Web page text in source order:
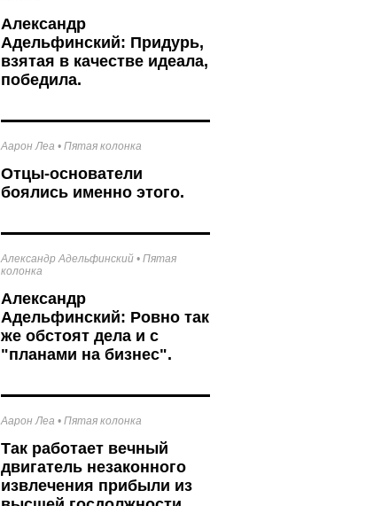
Александр
Адельфинский: Придурь,
взятая в качестве идеала,
победила.
Аарон Леа • Пятая колонка
Отцы-основатели
боялись именно этого.
Александр Адельфинский • Пятая
колонка
Александр
Адельфинский: Ровно так
же обстоят дела и с
"планами на бизнес".
Аарон Леа • Пятая колонка
Так работает вечный
двигатель незаконного
извлечения прибыли из